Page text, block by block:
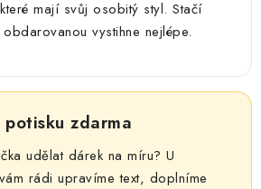
mají svůj osobitý styl. Stačí
vystihne nejlépe.
potisku zdarma
udělat dárek na míru? U
rádi upravíme text, doplníme